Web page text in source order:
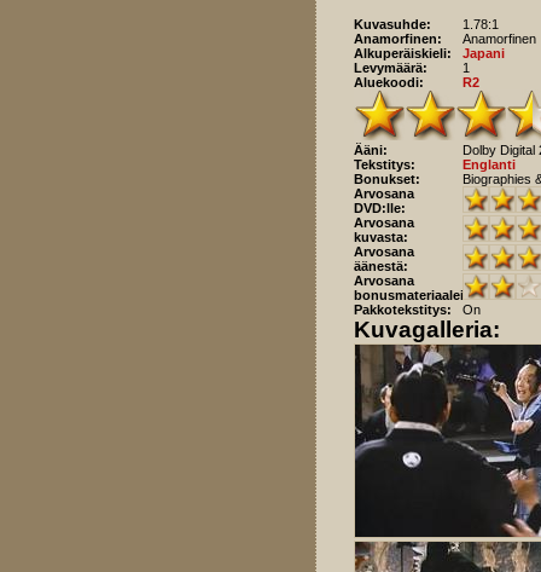
Kuvasuhde:
1.78:1
Anamorfinen:
Anamorfinen
Alkuperäiskieli:
Japani
Levymäärä:
1
Aluekoodi:
R2
Ääni:
Dolby Digital
Tekstitys:
Englanti
Bonukset:
Biographies
Arvosana
DVD:lle:
Arvosana
kuvasta:
Arvosana
äänestä:
Arvosana
bonusmateriaaleista:
Pakkotekstitys:
On
Kuvagalleria: